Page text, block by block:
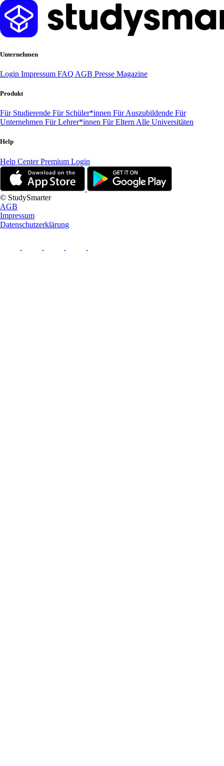
Unternehmen
Login Impressum FAQ AGB Presse Magazine
Produkt
Für Studierende Für Schüler*innen Für Auszubildende Für
Unternehmen Für Lehrer*innen Für Eltern Alle Universitäten
Help
Help CenterPremium Login
© StudySmarter
AGB
Impressum
Datenschutzerklärung